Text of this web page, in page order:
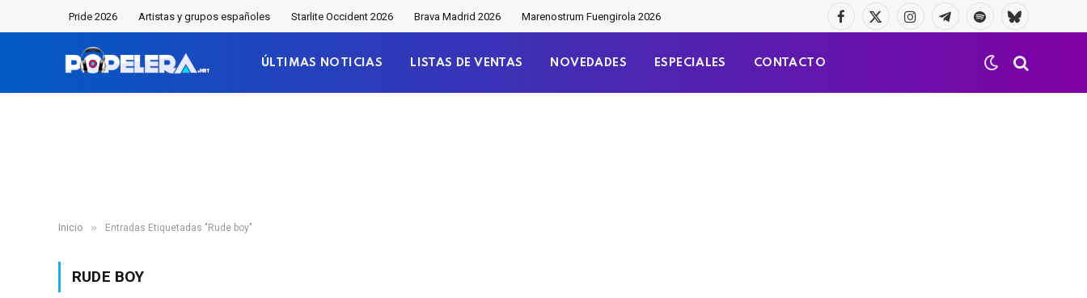
Pride 2026 Artistas y grupos españoles Starlite Occident 2026 Brava Madrid 2026 Marenostrum Fuengirola 2026
Facebook
X
InstagramTelegramaSpotifyBluesky
ÚLTIMAS NOTICIAS LISTAS DE VENTAS NOVEDADES ESPECIALES CONTACTO
Inicio » Entradas Etiquetadas "Rude boy"
RUDE BOY